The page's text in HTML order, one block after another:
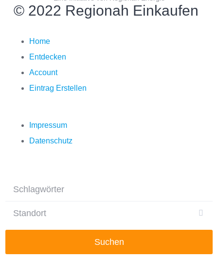
© 2022 Regionah Einkaufen
Home
Entdecken
Account
Eintrag Erstellen
Impressum
Datenschutz
Suchen